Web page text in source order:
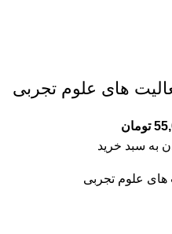
های علوم تجربی
تومان
به سبد خرید
های علوم تجربی